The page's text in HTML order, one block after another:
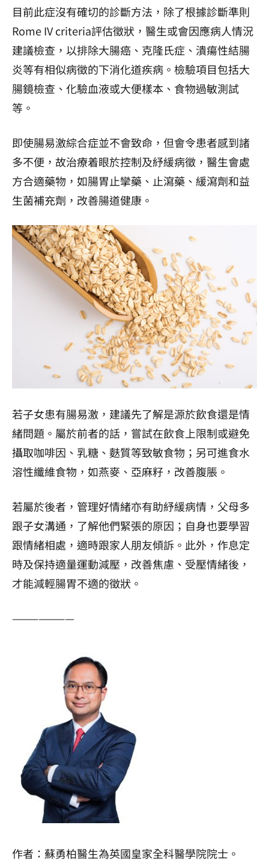
目前此症沒有確切的診斷方法，除了根據診斷準則
Rome IV criteria評估徵狀，醫生或會因應病人情況
建議檢查，以排除大腸癌、克隆氏症、潰瘍性結腸
炎等有相似病徵的下消化道疾病。檢驗項目包括大
腸鏡檢查、化驗血液或大便樣本、食物過敏測試
等。
即使腸易激綜合症並不會致命，但會令患者感到諸
多不便，故治療着眼於控制及紓緩病徵，醫生會處
方合適藥物，如腸胃止攣藥、止瀉藥、緩瀉劑和益
生菌補充劑，改善腸道健康。
若子女患有腸易激，建議先了解是源於飲食還是情
緒問題。屬於前者的話，嘗試在飲食上限制或避免
攝取咖啡因、乳糖、麩質等致敏食物；另可進食水
溶性纖維食物，如燕麥、亞麻籽，改善腹脹。
若屬於後者，管理好情緒亦有助紓緩病情，父母多
跟子女溝通，了解他們緊張的原因；自身也要學習
跟情緒相處，適時跟家人朋友傾訴。此外，作息定
時及保持適量運動減壓，改善焦慮、受壓情緒後，
才能減輕腸胃不適的徵狀。
———————
作者：蘇勇柏醫生為英國皇家全科醫學院院士。